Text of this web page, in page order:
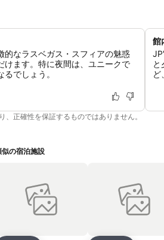
的なラスベガス・スフィアの魅惑
けます。特に夜間は、ユニークで
でしょう。
館
と
ど
、正確性を保証するものではありません。
似の宿泊施設